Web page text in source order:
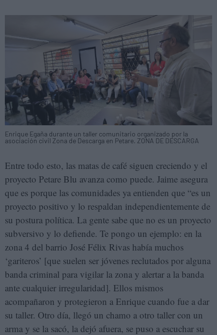
Enrique Egaña durante un taller comunitario organizado por la
asociación civil Zona de Descarga en Petare. ZONA DE DESCARGA
Entre todo esto, las matas de café siguen creciendo y el
proyecto Petare Blu avanza como puede. Jaime asegura
que es porque las comunidades ya entienden que “es un
proyecto positivo y lo respaldan independientemente de
su postura política. La gente sabe que no es un proyecto
subversivo y lo defiende. Te pongo un ejemplo: en la
zona 4 del barrio José Félix Rivas había muchos
‘gariteros’ [que suelen ser jóvenes reclutados por alguna
banda criminal para vigilar la zona y alertar a la banda
ante cualquier irregularidad]. Ellos mismos
acompañaron y protegieron a Enrique cuando fue a dar
su taller. Otro día, llegó un chamo a otro taller con un
arma y se la sacó, la dejó afuera, se puso a escuchar su